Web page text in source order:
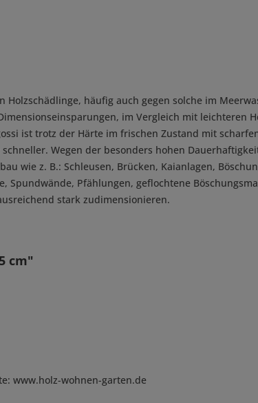
häufig auch gegen solche im
im Vergleich mit leichteren
ist trotz der Härte im frischen Zustand mit
Wegen der besonders hohen
wie z. B.: Schleusen, Brücken, Kaianlagen,
Pfählungen, geflochtene
stark zudimensionieren.
cm"
www.holz-wohnen-garten.de